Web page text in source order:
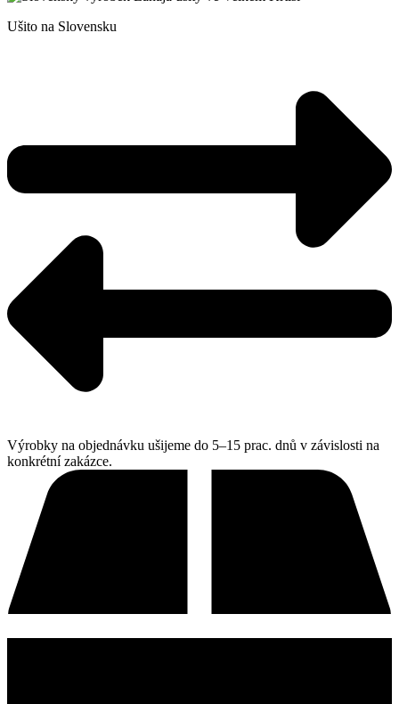
Ušito na Slovensku
Výrobky na objednávku ušijeme do 5–15 prac. dnů v závislosti na
konkrétní zakázce.